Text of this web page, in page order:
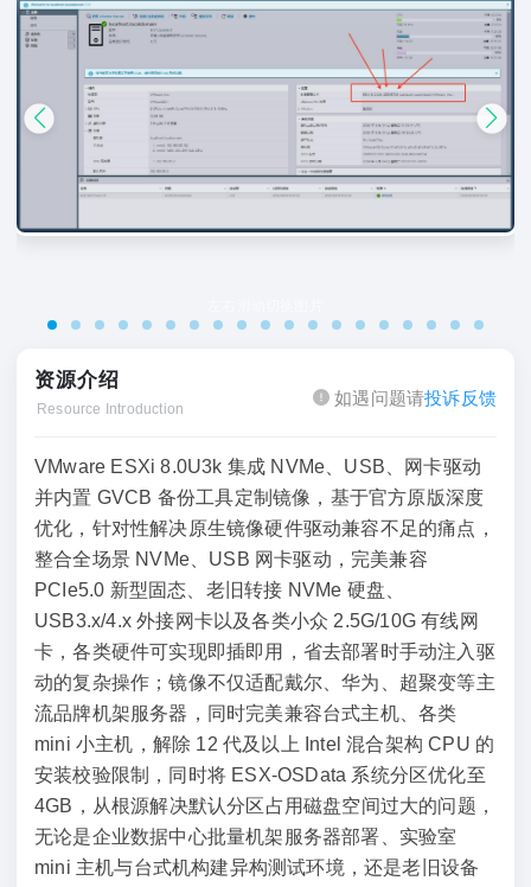
资源介绍
Resource Introduction
如遇问题请投诉反馈
VMware ESXi 8.0U3k 集成 NVMe、USB、网卡驱动
并内置 GVCB 备份工具定制镜像，基于官方原版深度
优化，针对性解决原生镜像硬件驱动兼容不足的痛点，
整合全场景 NVMe、USB 网卡驱动，完美兼容
PCIe5.0 新型固态、老旧转接 NVMe 硬盘、
USB3.x/4.x 外接网卡以及各类小众 2.5G/10G 有线网
卡，各类硬件可实现即插即用，省去部署时手动注入驱
动的复杂操作；镜像不仅适配戴尔、华为、超聚变等主
流品牌机架服务器，同时完美兼容台式主机、各类
mini 小主机，解除 12 代及以上 Intel 混合架构 CPU 的
安装校验限制，同时将 ESX-OSData 系统分区优化至
4GB，从根源解决默认分区占用磁盘空间过大的问题，
无论是企业数据中心批量机架服务器部署、实验室
mini 主机与台式机构建异构测试环境，还是老旧设备